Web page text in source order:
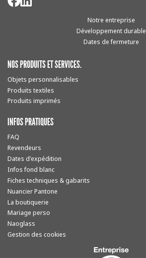
Notre entreprise
Développement durable
Dates de fermeture
NOS PRODUITS ET SERVICES.
Objets personnalisables
Produits textiles
Produits imprimés
INFOS PRATIQUES
FAQ
Revendeurs
Dates d'expédition
Infos fond blanc
Fiches techniques & gabarits
Nuancier Pantone
La boutiquerie
Mariage perso
Naoglass
Gestion des cookies